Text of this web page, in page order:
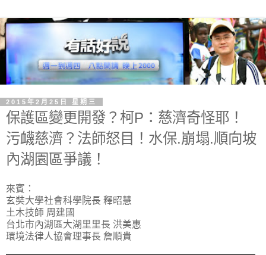
2015年2月25日 星期三
保護區變更開發？柯P：慈濟奇怪耶！
污衊慈濟？法師怒目！水保.崩塌.順向坡
內湖園區爭議！
來賓：
玄奘大學社會科學院長 釋昭慧
土木技師 周建國
台北市內湖區大湖里里長 洪美惠
環境法律人協會理事長 詹順貴